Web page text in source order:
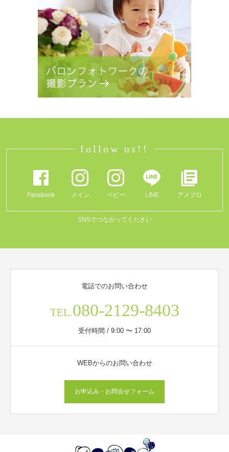
follow us!!
Facebook メイン ベビー LINE アメブロ
SNSでつながってください
電話でのお問い合わせ
TEL.080-2129-8403
受付時間 / 9:00 〜 17:00
WEBからのお問い合わせ
お申込み・お問合せフォーム